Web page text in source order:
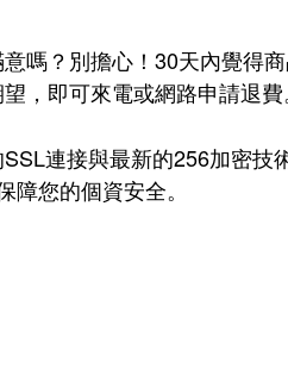
嗎？別擔心！30天內覺得
，即可來電或網路申請退費
連接與最新的256加密技
障您的個資安全。